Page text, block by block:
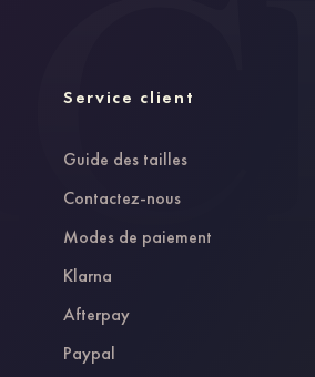
Service client
Guide des tailles
Contactez-nous
Modes de paiement
Klarna
Afterpay
Paypal